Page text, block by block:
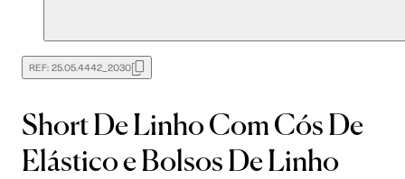
REF: 25.05.4442_2030
Short De Linho Com Cós De
Elástico e Bolsos De Linho